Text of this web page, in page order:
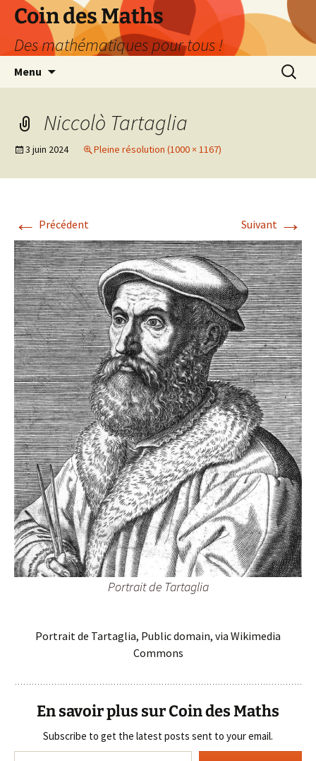
Aller
contenu
Coin des Maths
Des mathématiques pour tous !
Menu
Niccolò Tartaglia
3 juin 2024 Pleine résolution (1000 × 1167)
← Précédent Suivant →
Portrait de Tartaglia
Portrait de Tartaglia, Public domain, via Wikimedia
Commons
En savoir plus sur Coin des Maths
Subscribe to get the latest posts sent to your email.
Saisissez votre adresse e-mail…